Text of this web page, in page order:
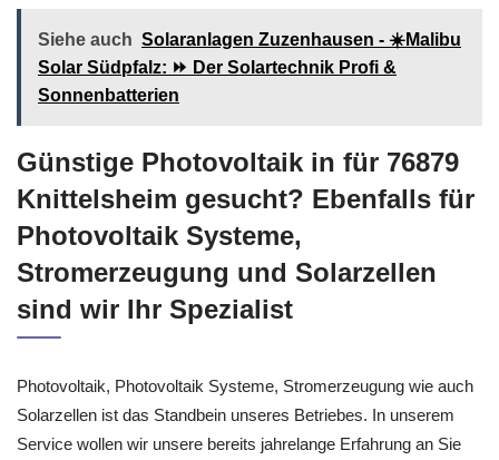
Siehe auch Solaranlagen Zuzenhausen - ☀️Malibu
Solar Südpfalz: ⏩ Der Solartechnik Profi &
Sonnenbatterien
Günstige Photovoltaik in für 76879
Knittelsheim gesucht? Ebenfalls für
Photovoltaik Systeme,
Stromerzeugung und Solarzellen
sind wir Ihr Spezialist
Photovoltaik, Photovoltaik Systeme, Stromerzeugung wie auch
Solarzellen ist das Standbein unseres Betriebes. In unserem
Service wollen wir unsere bereits jahrelange Erfahrung an Sie